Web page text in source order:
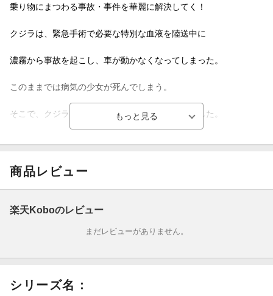
乗り物にまつわる事故・事件を華麗に解決してく！
クジラは、緊急手術で必要な特別な血液を陸送中に
濃霧から事故を起こし、車が動かなくなってしまった。
このままでは病気の少女が死んでしまう。
そこで、クジラは、徒歩で病院まで向かうことにした。
＜目次＞●第8巻
CASE.61「小さな同居人」
CASE.62「警告（1）」
CASE.63「警告（2）」
CASE.64「危険な人気者（1）」
商品レビュー
楽天Koboのレビュー
まだレビューがありません。
シリーズ名：